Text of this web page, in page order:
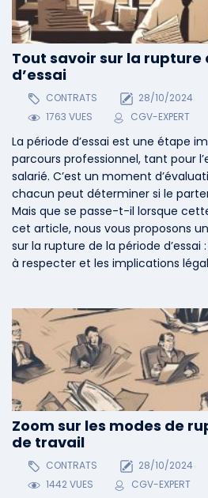
Zoom sur les modes de
de travail
CONTRATS 28/10/2024
1442 VUES
CGV-EXPERT
Tout savoir sur la rupture
d’essai
CONTRATS 28/10/2024
1763 VUES
CGV-EXPERT
La période d’essai est une étape
parcours professionnel, tant pour
salarié. C’est un moment
chacun peut déterminer si le
Mais que se passe-t-il lorsque
cet article, nous vous proposons
sur la rupture de la période d’essai
à respecter et les implications